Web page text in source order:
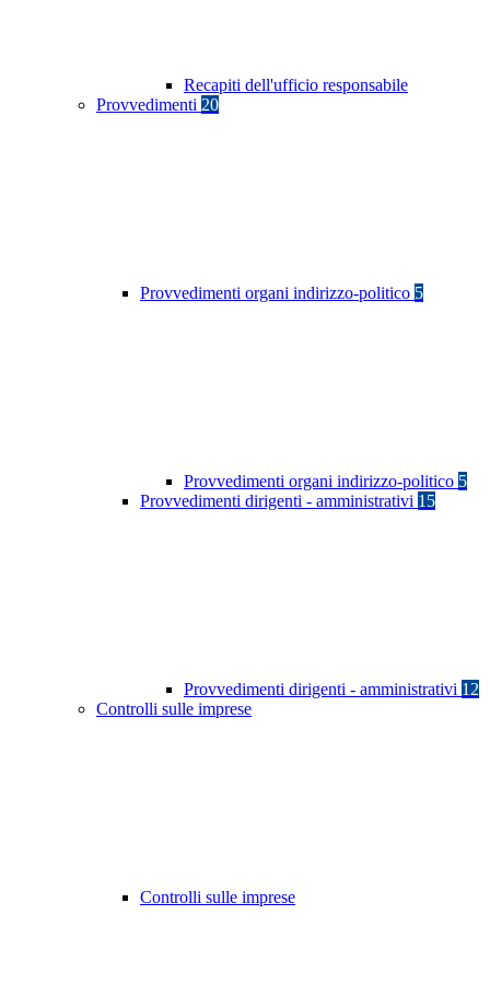
Recapiti dell'ufficio responsabile
Provvedimenti 20
Provvedimenti organi indirizzo-politico 5
Provvedimenti organi indirizzo-politico 5
Provvedimenti dirigenti - amministrativi 15
Provvedimenti dirigenti - amministrativi 12
Controlli sulle imprese
Controlli sulle imprese